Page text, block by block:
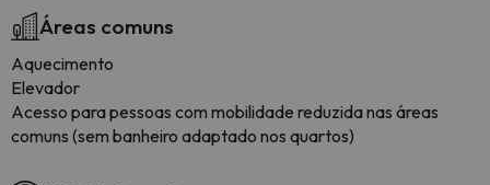
Áreas comuns
Aquecimento
Elevador
Acesso para pessoas com mobilidade reduzida nas áreas
comuns (sem banheiro adaptado nos quartos)